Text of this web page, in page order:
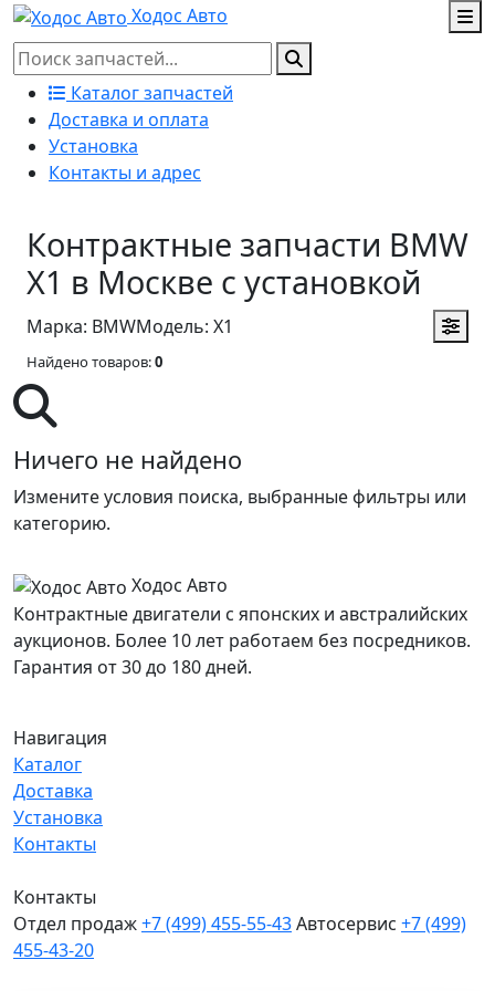
Ходос Авто
Каталог запчастей
Доставка и оплата
Установка
Контакты и адрес
Контрактные запчасти BMW
X1 в Москве с установкой
Марка: BMWМодель: X1
Найдено товаров:0
Ничего не найдено
Измените условия поиска, выбранные фильтры или
категорию.
Ходос Авто
Контрактные двигатели с японских и австралийских
аукционов. Более 10 лет работаем без посредников.
Гарантия от 30 до 180 дней.
Навигация
Каталог
Доставка
Установка
Контакты
Контакты
Отдел продаж+7 (499) 455-55-43Автосервис +7 (499)
455-43-20